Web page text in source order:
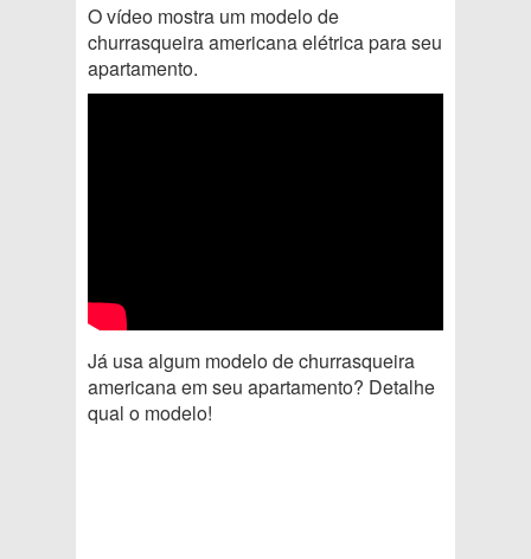
O vídeo mostra um modelo de
churrasqueira americana elétrica para seu
apartamento.
Já usa algum modelo de churrasqueira
americana em seu apartamento? Detalhe
qual o modelo!